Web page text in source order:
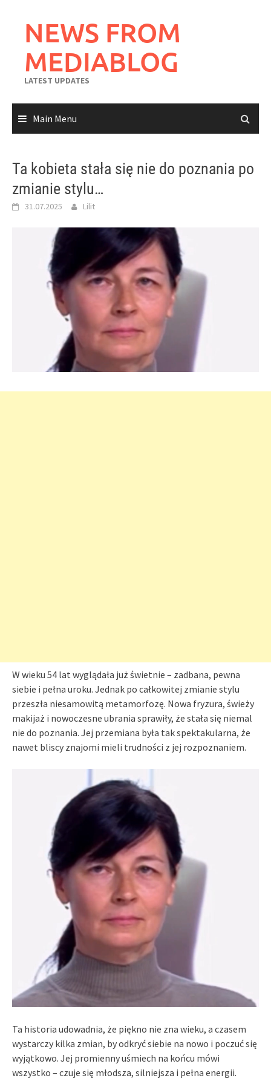
contentNEWS FROM
MEDIABLOG
LATEST UPDATES
Main Menu
Ta kobieta stała się nie do poznania po
zmianie stylu…
31.07.2025 Lilit
W wieku 54 lat wyglądała już świetnie – zadbana, pewna
siebie i pełna uroku. Jednak po całkowitej zmianie stylu
przeszła niesamowitą metamorfozę. Nowa fryzura, świeży
makijaż i nowoczesne ubrania sprawiły, że stała się niemal
nie do poznania. Jej przemiana była tak spektakularna, że
nawet bliscy znajomi mieli trudności z jej rozpoznaniem.
Ta historia udowadnia, że piękno nie zna wieku, a czasem
wystarczy kilka zmian, by odkryć siebie na nowo i poczuć się
wyjątkowo. Jej promienny uśmiech na końcu mówi
wszystko – czuje się młodsza, silniejsza i pełna energii.